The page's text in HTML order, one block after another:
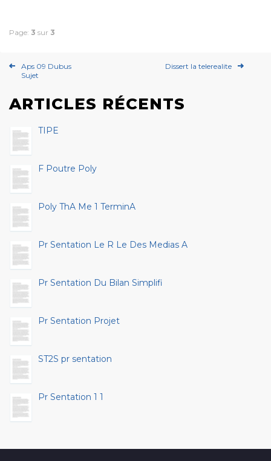
Page: 3 sur 3
Aps 09 Dubus
Sujet
Dissert la telerealite
ARTICLES RÉCENTS
TIPE
F Poutre Poly
Poly ThA Me 1 TerminA
Pr Sentation Le R Le Des Medias A
Pr Sentation Du Bilan Simplifi
Pr Sentation Projet
ST2S pr sentation
Pr Sentation 1 1